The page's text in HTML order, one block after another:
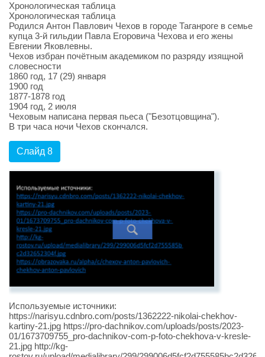
Хронологическая таблица
Хронологическая таблица
Родился Антон Павлович Чехов в городе Таганроге в семье
купца 3-й гильдии Павла Егоровича Чехова и его жены
Евгении Яковлевны.
Чехов избран почётным академиком по разряду изящной
словесности
1860 год, 17 (29) января
1900 год
1877-1878 год
1904 год, 2 июля
Чеховым написана первая пьеса ("Безотцовщина").
В три часа ночи Чехов скончался.
Слайд 8
Используемые источники:
https://narisyu.cdnbro.com/posts/1362222-nikolai-chekhov-
kartiny-21.jpg https://pro-dachnikov.com/uploads/posts/2023-
01/1673709755_pro-dachnikov-com-p-foto-chekhova-v-kresle-
21.jpg http://kg-